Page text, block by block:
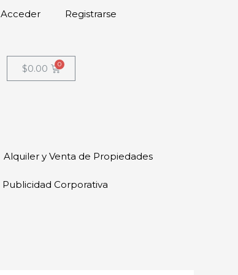
Acceder Registrarse
$0.00
Alquiler y Venta de Propiedades
Publicidad Corporativa